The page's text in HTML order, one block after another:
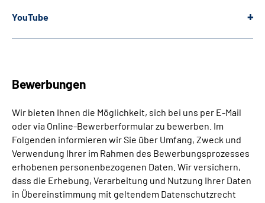
YouTube
Bewerbungen
Wir bieten Ihnen die Möglichkeit, sich bei uns per E-Mail
oder via Online-Bewerberformular zu bewerben. Im
Folgenden informieren wir Sie über Umfang, Zweck und
Verwendung Ihrer im Rahmen des Bewerbungsprozesses
erhobenen personenbezogenen Daten. Wir versichern,
dass die Erhebung, Verarbeitung und Nutzung Ihrer Daten
in Übereinstimmung mit geltendem Datenschutzrecht